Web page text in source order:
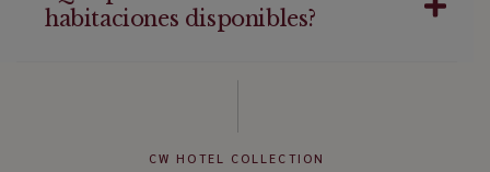
habitaciones disponibles?
CW HOTEL COLLECTION